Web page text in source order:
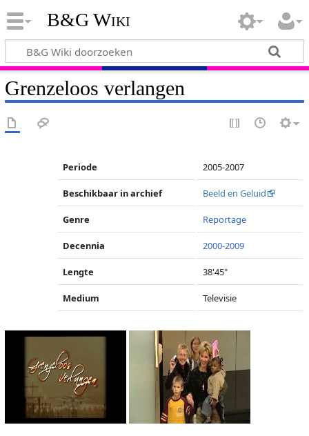
B&G Wiki
Grenzeloos verlangen
Periode 2005-2007
Beschikbaar in archief Beeld en Geluid
Genre Reportage
Decennia 2000-2009
Lengte 38'45"
Medium Televisie